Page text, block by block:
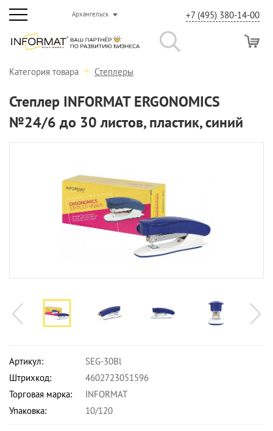
Архангельск +7 (495) 380-14-00
Категория товара Степлеры
Степлер INFORMAT ERGONOMICS
№24/6 до 30 листов, пластик, синий
Артикул:
SEG-30Bl
Штрихкод:
4602723051596
Торговая марка:
INFORMAT
Упаковка:
10/120